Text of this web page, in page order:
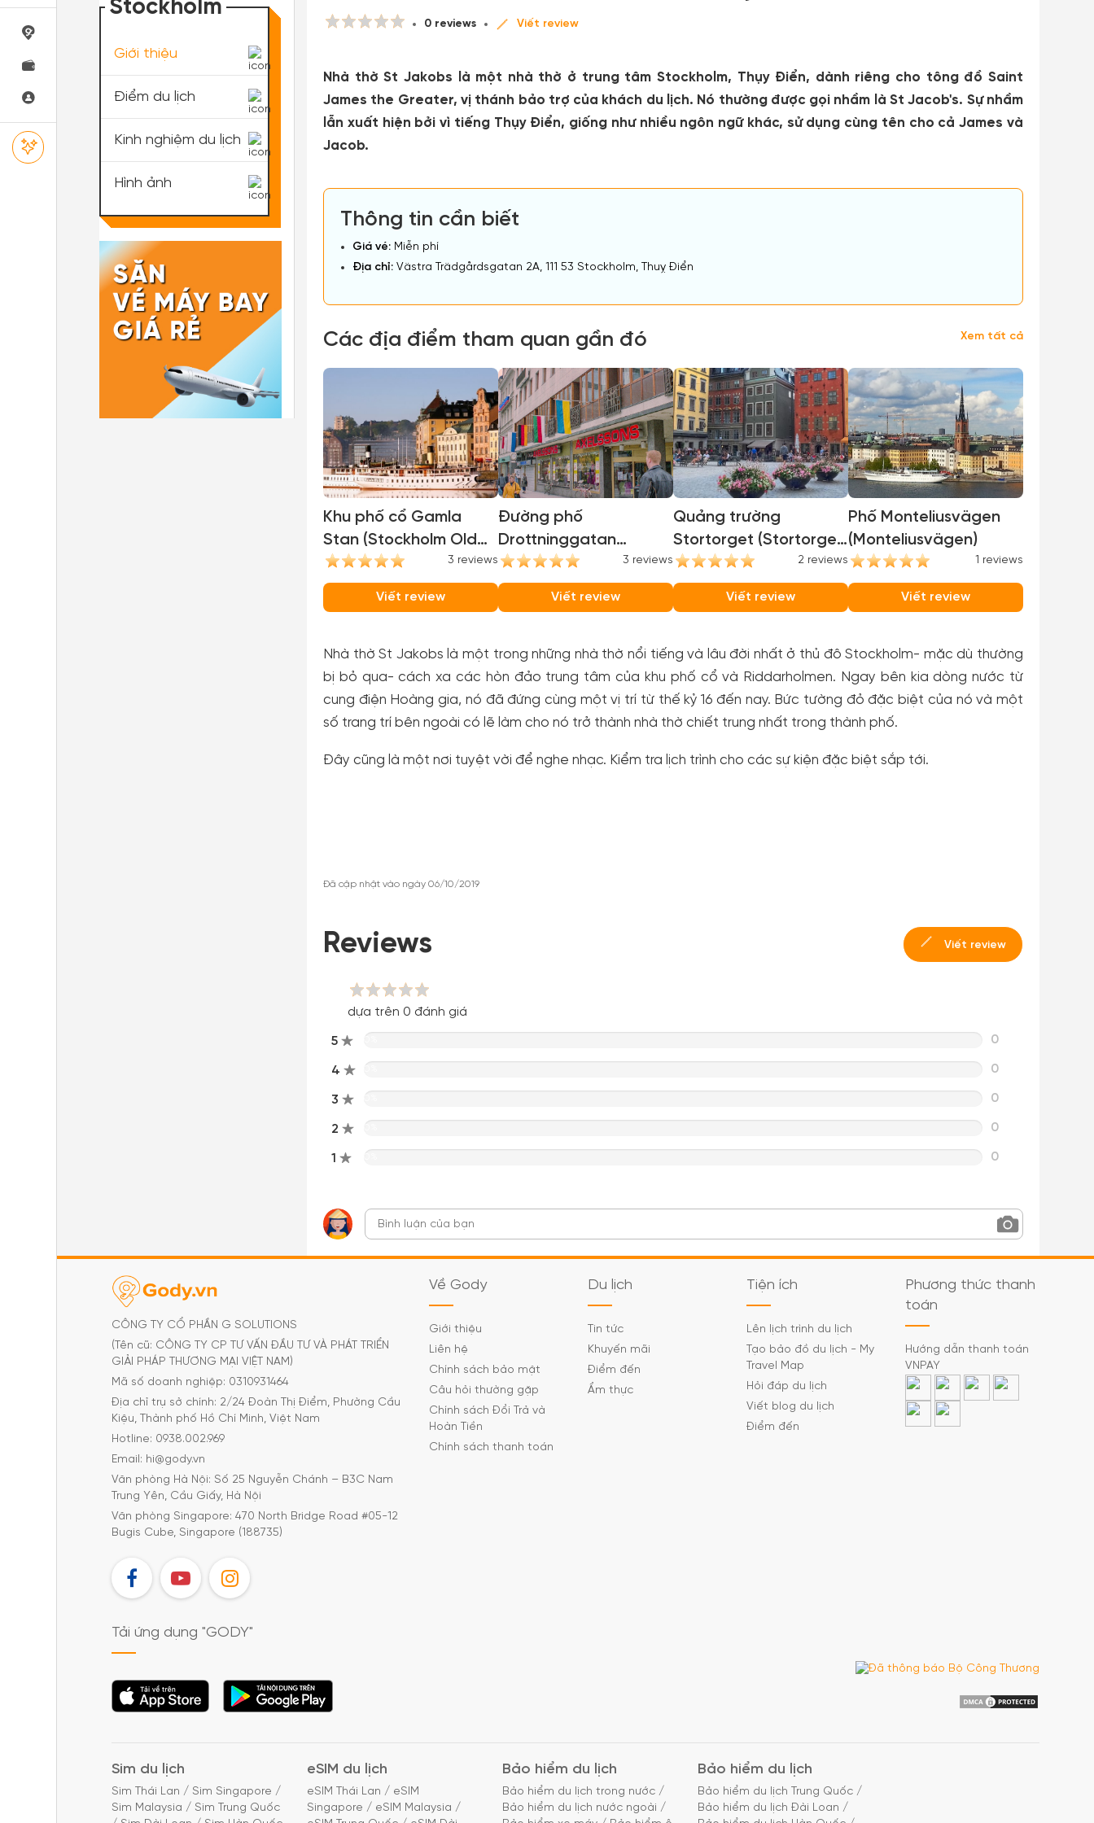
0 reviews Viết review
Nhà thờ St Jakobs là một nhà thờ ở trung tâm Stockholm, Thụy Điển, dành riêng cho tông đồ Saint
James the Greater, vị thánh bảo trợ của khách du lịch. Nó thường được gọi nhầm là St Jacob's. Sự nhầm
lẫn xuất hiện bởi vì tiếng Thụy Điển, giống như nhiều ngôn ngữ khác, sử dụng cùng tên cho cả James và
Jacob.
Thông tin cần biết
Giá vé: Miễn phí
Địa chỉ: Västra Trädgårdsgatan 2A, 111 53 Stockholm, Thuỵ Điển
Các địa điểm tham quan gần đó Xem tất cả
Khu phố cổ Gamla
Stan (Stockholm Old
Town)
3 reviews
Viết review
Đường phố
Drottninggatan
(Drottninggatan
Street)
3 reviews
Viết review
Quảng trường
Stortorget (Stortorget
Grand Plaza)
2 reviews
Viết review
Phố Monteliusvägen
(Monteliusvägen)
1 reviews
Viết review
Nhà thờ St Jakobs là một trong những nhà thờ nổi tiếng và lâu đời nhất ở thủ đô Stockholm- mặc dù thường
bị bỏ qua- cách xa các hòn đảo trung tâm của khu phố cổ và Riddarholmen. Ngay bên kia dòng nước từ
cung điện Hoàng gia, nó đã đứng cùng một vị trí từ thế kỷ 16 đến nay. Bức tường đỏ đặc biệt của nó và một
số trang trí bên ngoài có lẽ làm cho nó trở thành nhà thờ chiết trung nhất trong thành phố.
Đây cũng là một nơi tuyệt vời để nghe nhạc. Kiểm tra lịch trình cho các sự kiện đặc biệt sắp tới.
Đã cập nhật vào ngày 06/10/2019
Reviews Viết review
dựa trên 0 đánh giá
5 0
4 0
3 0
2 0
1 0
Stockholm
Giới thiệu
Điểm du lịch
Kinh nghiệm du lịch
Hình ảnh
CÔNG TY CỔ PHẦN G SOLUTIONS
(Tên cũ: CÔNG TY CP TƯ VẤN ĐẦU TƯ VÀ PHÁT TRIỂN
GIẢI PHÁP THƯƠNG MẠI VIỆT NAM)
Mã số doanh nghiệp: 0310931464
Địa chỉ trụ sở chính: 2/24 Đoàn Thị Điểm, Phường Cầu
Kiệu, Thành phố Hồ Chí Minh, Việt Nam
Hotline: 0938.002.969
Email: hi@gody.vn
Văn phòng Hà Nội: Số 25 Nguyễn Chánh – B3C Nam
Trung Yên, Cầu Giấy, Hà Nội
Văn phòng Singapore: 470 North Bridge Road #05-12
Bugis Cube, Singapore (188735)
FB YT IG
Về Gody
Giới thiệu
Liên hệ
Chính sách bảo mật
Câu hỏi thường gặp
Chính sách Đổi Trả và
Hoàn Tiền
Chính sách thanh toán
Du lịch
Tin tức
Khuyến mãi
Điểm đến
Ẩm thực
Tiện ích
Lên lịch trình du lịch
Tạo bảo đồ du lịch - My
Travel Map
Hỏi đáp du lịch
Viết blog du lịch
Điểm đến
Phương thức thanh
toán
Hướng dẫn thanh toán
VNPAY
Tải ứng dụng "GODY"
Tải ứng dụng Tải ứng dụng
Sim du lịch
Sim Thái Lan / Sim Singapore /
Sim Malaysia / Sim Trung Quốc
eSIM du lịch
eSIM Thái Lan / eSIM
Singapore / eSIM Malaysia /
Bảo hiểm du lịch
Bảo hiểm du lịch trong nước /
Bảo hiểm du lịch nước ngoài /
Bảo hiểm du lịch
Bảo hiểm du lịch Trung Quốc /
Bảo hiểm du lịch Đài Loan /